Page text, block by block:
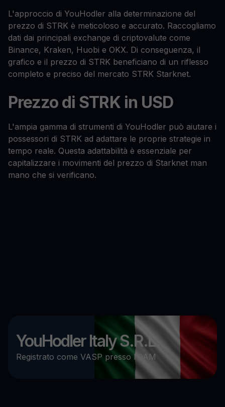
L'approccio di YouHodler alla determinazione del
prezzo di STRK è meticoloso e accurato. Raccogliamo
dati dai principali exchange di criptovalute come
Binance, Kraken, Huobi e OKX. Di conseguenza, il
grafico e il prezzo di STRK beneficiano di un riflesso
completo e preciso del mercato STRK Starknet.
Prezzo di STRK in USD
L'ampia gamma di strumenti di YouHodler può aiutare i
possessori di STRK ad adattare le proprie strategie in
tempo reale. Questa adattabilità è essenziale per
capitalizzare i movimenti del prezzo di Starknet man
mano che si verificano.
YouHodler Italy S.R.L.
Registrato come VASP presso l’OAM